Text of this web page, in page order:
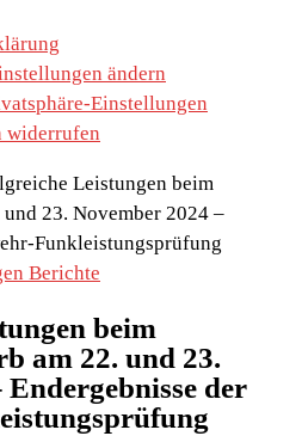
ändern
Einstellungen
widerrufen
Leistungen beim
23. November 2024 –
Funkleistungsprüfung
Berichte
beim
am 22. und 23.
der